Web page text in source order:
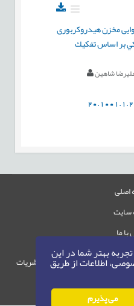
بهتر شما در این
اطلاعات از طریق
می پذیرم
مخزن هیدروکربوری
بر اساس تفكيك
شاهین
ما
متعلق به سامانه مدیریت نشریات
حق نشر 1405-1396